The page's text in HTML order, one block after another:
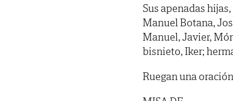
Sus apenadas
Manuel Botana,
Manuel, Javier,
bisnieto, Iker;
Ruegan una